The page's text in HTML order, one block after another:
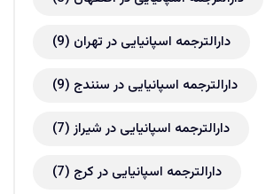
دارالترجمه اسپانیایی در تهران (9)
دارالترجمه اسپانیایی در سنندج (9)
دارالترجمه اسپانیایی در شیراز(7)
دارالترجمه اسپانیایی در کرج (7)